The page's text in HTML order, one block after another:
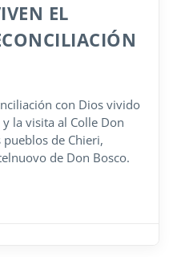
EL
con Dios vivido
la visita al Colle Don
de Chieri,
de Don Bosco.